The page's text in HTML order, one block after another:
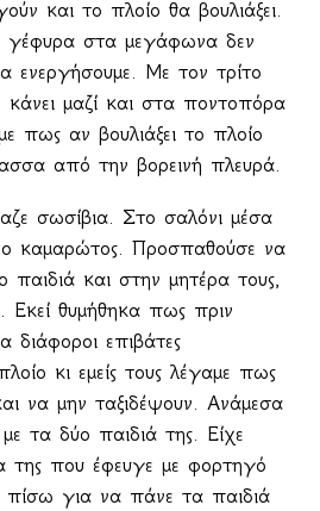
και το πλοίο θα βουλιάξει.
γέφυρα στα μεγάφωνα δεν
ενεργήσουμε. Με τον τρίτο
κάνει μαζί και στα ποντοπόρα
πως αν βουλιάξει το πλοίο
από την βορεινή πλευρά.
σωσίβια. Στο σαλόνι μέσα
καμαρώτος. Προσπαθούσε να
παιδιά και στην μητέρα τους,
θυμήθηκα πως πριν
επιβάτες
κι εμείς τους λέγαμε πως
να μην ταξιδέψουν. Ανάμεσα
τα δύο παιδιά της. Είχε
της που έφευγε με φορτηγό
πίσω για να πάνε τα παιδιά